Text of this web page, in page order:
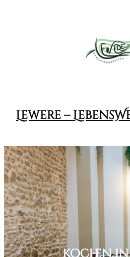
Lewere –